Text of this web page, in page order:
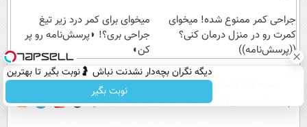
قسطی
جراحی کمر ممنوع شده! میخوای
کمرت رو در منزل درمان کنی؟
((پرسش‌نامه))
میخوای برای کمر درد زیر تیغ
جراحی بری؟! ◗پرسش‌نامه رو پر
کن◖
دیگه نگران بچه‌دار نشدنت نباش 🤰نوبت بگیر تا بهترین
متخصصان درمانت کنن
نوبت بگیر عصر ایران۲ تماس با ما
آب و هوا اوقات شرعی سواد زندگی